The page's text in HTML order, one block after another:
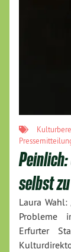
selbst
Laura
Probleme
Erfurter